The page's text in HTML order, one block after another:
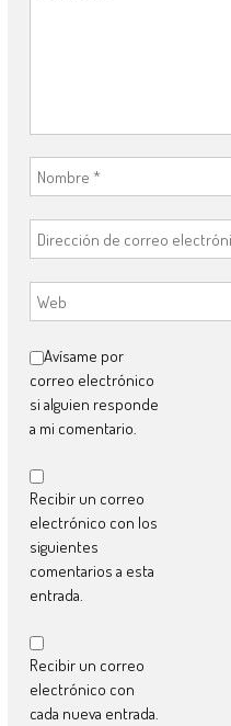
Avísame por
correo electrónico
si alguien responde
a mi comentario.
Recibir un correo
electrónico con los
siguientes
comentarios a esta
entrada.
Recibir un correo
electrónico con
cada nueva entrada.